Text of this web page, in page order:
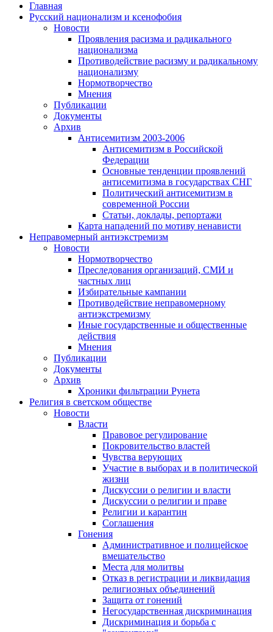
Главная
Русский национализм и ксенофобия
Новости
Проявления расизма и радикального
национализма
Противодействие расизму и радикальному
национализму
Нормотворчество
Мнения
Публикации
Документы
Архив
Антисемитизм 2003-2006
Антисемитизм в Российской
Федерации
Основные тенденции проявлений
антисемитизма в государствах СНГ
Политический антисемитизм в
современной России
Статьи, доклады, репортажи
Карта нападений по мотиву ненависти
Неправомерный антиэкстремизм
Новости
Нормотворчество
Преследования организаций, СМИ и
частных лиц
Избирательные кампании
Противодействие неправомерному
антиэкстремизму
Иные государственные и общественные
действия
Мнения
Публикации
Документы
Архив
Хроники фильтрации Рунета
Религия в светском обществе
Новости
Власти
Правовое регулирование
Покровительство властей
Чувства верующих
Участие в выборах и в политической
жизни
Дискуссии о религии и власти
Дискуссии о религии и праве
Религии и карантин
Соглашения
Гонения
Административное и полицейское
вмешательство
Места для молитвы
Отказ в регистрации и ликвидация
религиозных объединений
Защита от гонений
Негосударственная дискриминация
Дискриминация и борьба с